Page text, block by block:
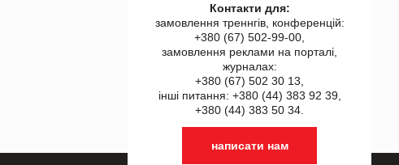
Контакти для:
замовлення треннгів, конференцій:
+380 (67) 502-99-00,
замовлення реклами на порталі,
журналах:
+380 (67) 502 30 13,
інші питання: +380 (44) 383 92 39,
+380 (44) 383 50 34.
написати нам